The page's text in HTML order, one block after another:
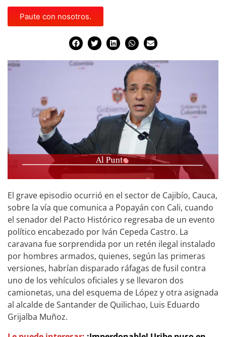
Paute con nosotros.
El grave episodio ocurrió en el sector de Cajibío, Cauca,
sobre la vía que comunica a Popayán con Cali, cuando
el senador del Pacto Histórico regresaba de un evento
político encabezado por Iván Cepeda Castro. La
caravana fue sorprendida por un retén ilegal instalado
por hombres armados, quienes, según las primeras
versiones, habrían disparado ráfagas de fusil contra
uno de los vehículos oficiales y se llevaron dos
camionetas, una del esquema de López y otra asignada
al alcalde de Santander de Quilichao, Luis Eduardo
Grijalba Muñoz.